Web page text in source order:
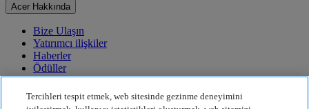
Acer Hakkında
Bize Ulaşın
Yatırımcı ilişkiler
Haberler
Ödüller
Etkinlikler
Sürdürülebilirlik
Tercihleri tespit etmek, web sitesinde gezinme deneyimini